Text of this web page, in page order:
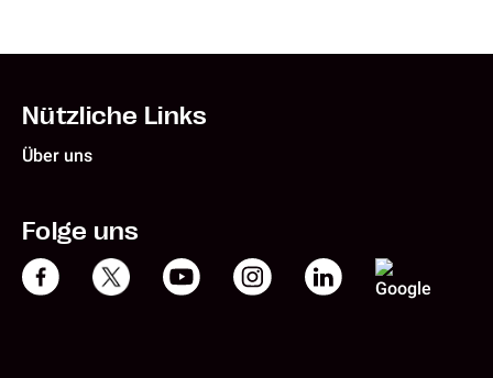
Nützliche Links
Über uns
Folge uns